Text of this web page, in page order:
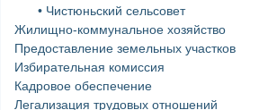
• Чистюньский сельсовет
Жилищно-коммунальное хозяйство
Предоставление земельных участков
Избирательная комиссия
Кадровое обеспечение
Легализация трудовых отношений